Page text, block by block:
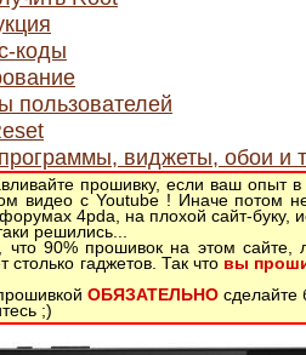
коды
пользователей
виджеты, обои и
прошивку, если ваш опыт
видео с Youtube ! Иначе потом
4pda, на плохой сайт-буку,
решились...
что 90% прошивок на этом сайте,
столько гаджетов. Так что вы
ОБЯЗАТЕЛЬНОсделайте
;)